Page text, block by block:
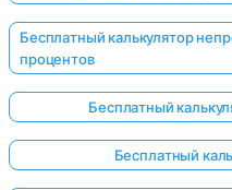
Бесплатный калькулятор
процентов
Бесплатный
Бесплатный